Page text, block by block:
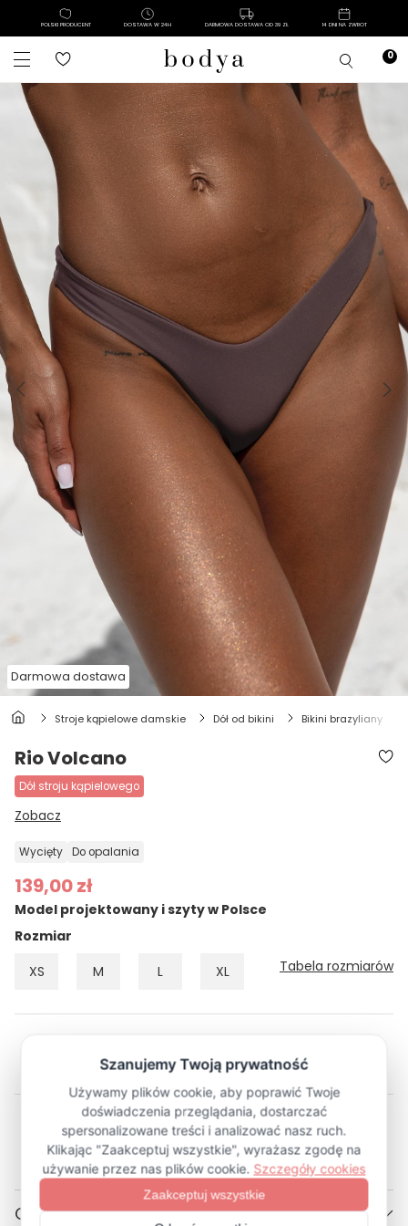
POLSKI PRODUCENT DOSTAWA W 24H DARMOWA DOSTAWA OD 39 ZŁ 14 DNI NA ZWROT
Darmowa dostawa
stroje kąpielowe damskie dół od bikini bikini brazyliany
Rio Volcano
dół stroju kąpielowego
Zobacz
wycięty do opalania
139,00 zł
Model projektowany i szyty w Polsce
Rozmiar
XS
M L XL Tabela rozmiarów
Opis